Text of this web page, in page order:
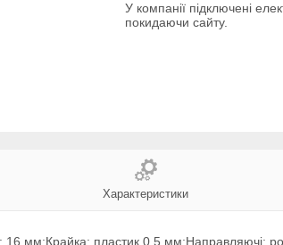
У компанії підключені
покидаючи сайту.
Характеристики
мм;Крайка: пластик 0,5 мм;Направляючі: